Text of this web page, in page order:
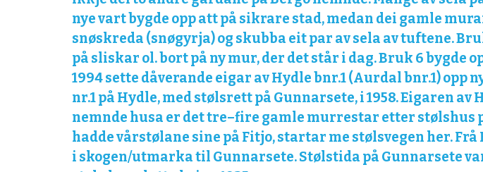
nye vart bygde opp att på sikrare stad, medan dei gamle
snøskreda (snøgyrja) og skubba eit par av sela av tuftene.
på sliskar ol. bort på ny mur, der det står i dag. Bruk 6 bygde
1994 sette dåverande eigar av Hydle bnr.1 (Aurdal bnr.1)
nr.1 på Hydle, med stølsrett på Gunnarsete, i 1958. Eigaren
nemnde husa er det tre–fire gamle murrestar etter stølshus
hadde vårstølane sine på Fitjo, startar me stølsvegen her.
i skogen/utmarka til Gunnarsete. Stølstida på Gunnarsete